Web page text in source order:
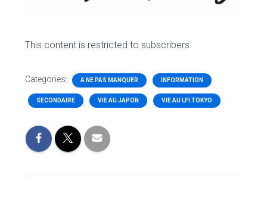
This content is restricted to subscribers
Categories: A NE PAS MANQUER INFORMATION
SECONDAIRE VIE AU JAPON VIE AU LFI TOKYO